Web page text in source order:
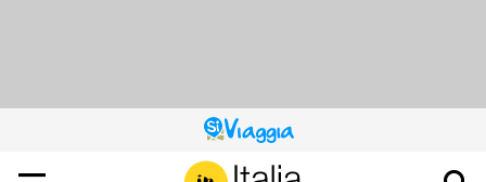
QUESTO
SITO
CONTRIBUISCE
ALL’AUDIENCE